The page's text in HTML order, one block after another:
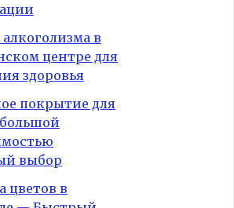
в
центре для
здоровья
покрытие для
выбор
цветов в